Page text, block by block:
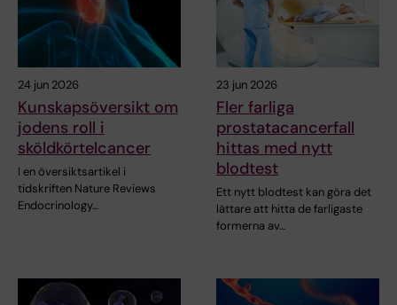
24 jun 2026
Kunskapsöversikt om
jodens roll i
sköldkörtelcancer
I en översiktsartikel i
tidskriften Nature Reviews
Endocrinology…
23 jun 2026
Fler farliga
prostatacancerfall
hittas med nytt
blodtest
Ett nytt blodtest kan göra det
lättare att hitta de farligaste
formerna av…